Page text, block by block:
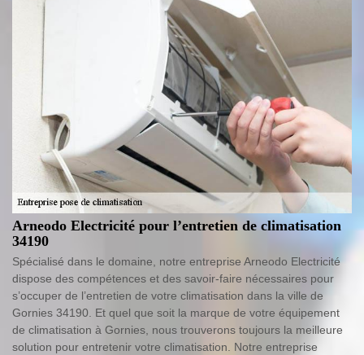
Arneodo Electricité pour l’entretien de climatisation
34190
Spécialisé dans le domaine, notre entreprise Arneodo Electricité
dispose des compétences et des savoir-faire nécessaires pour
s’occuper de l’entretien de votre climatisation dans la ville de
Gornies 34190. Et quel que soit la marque de votre équipement
de climatisation à Gornies, nous trouverons toujours la meilleure
solution pour entretenir votre climatisation. Notre entreprise